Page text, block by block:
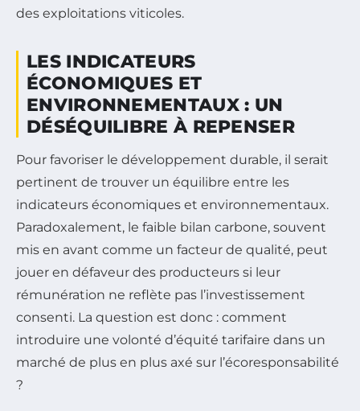
des exploitations viticoles.
LES INDICATEURS
ÉCONOMIQUES ET
ENVIRONNEMENTAUX : UN
DÉSÉQUILIBRE À REPENSER
Pour favoriser le développement durable, il serait
pertinent de trouver un équilibre entre les
indicateurs économiques et environnementaux.
Paradoxalement, le faible bilan carbone, souvent
mis en avant comme un facteur de qualité, peut
jouer en défaveur des producteurs si leur
rémunération ne reflète pas l’investissement
consenti. La question est donc : comment
introduire une volonté d’équité tarifaire dans un
marché de plus en plus axé sur l’écoresponsabilité
?